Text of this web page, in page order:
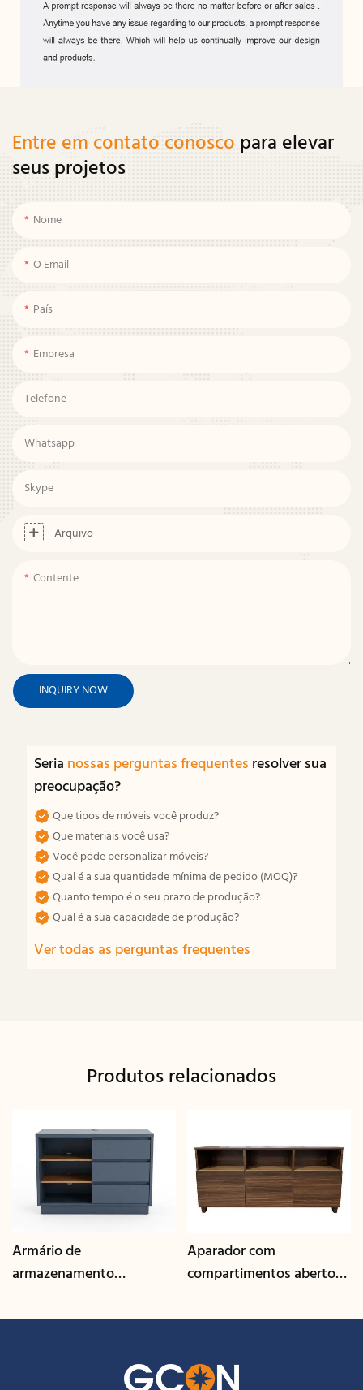
Entre em contato conosco para elevar
seus projetos
Nome
O Email
País
Empresa
Telefone
Whatsapp
Skype
Arquivo
Contente
INQUIRY NOW
Seria nossas perguntas frequentes resolver sua
preocupação?
Que tipos de móveis você produz?
Que materiais você usa?
Você pode personalizar móveis?
Qual é a sua quantidade mínima de pedido (MOQ)?
Quanto tempo é o seu prazo de produção?
Qual é a sua capacidade de produção?
Ver todas as perguntas frequentes
Produtos relacionados
Armário de
armazenamento
gerenciamento de cabos |
Aparador com
compartimentos abertos
nogueira | CIS-207 - GCON